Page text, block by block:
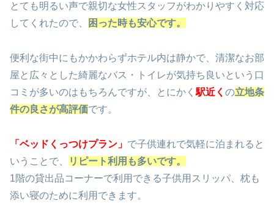
とても明るい声で親切な女性スタッフがわかりやすく対応
してくれたので、
困った時も安心です。
便利な街中にもかかわらずホテル内は静かで、清潔なお部
屋と広々とした綺麗なバス・トイレが気持ち良いという口
コミが多いのはもちろんですが、とにかく駅近く の立地条
件の良さが高評価です。
「ベッドくっつけプラン」 で子供連れで気軽に泊まれると
いうことで、
リピート利用も多いです。
1階の貸出品コーナーで利用できる子供用スリッパ、枕も
添い寝のために利用できます。